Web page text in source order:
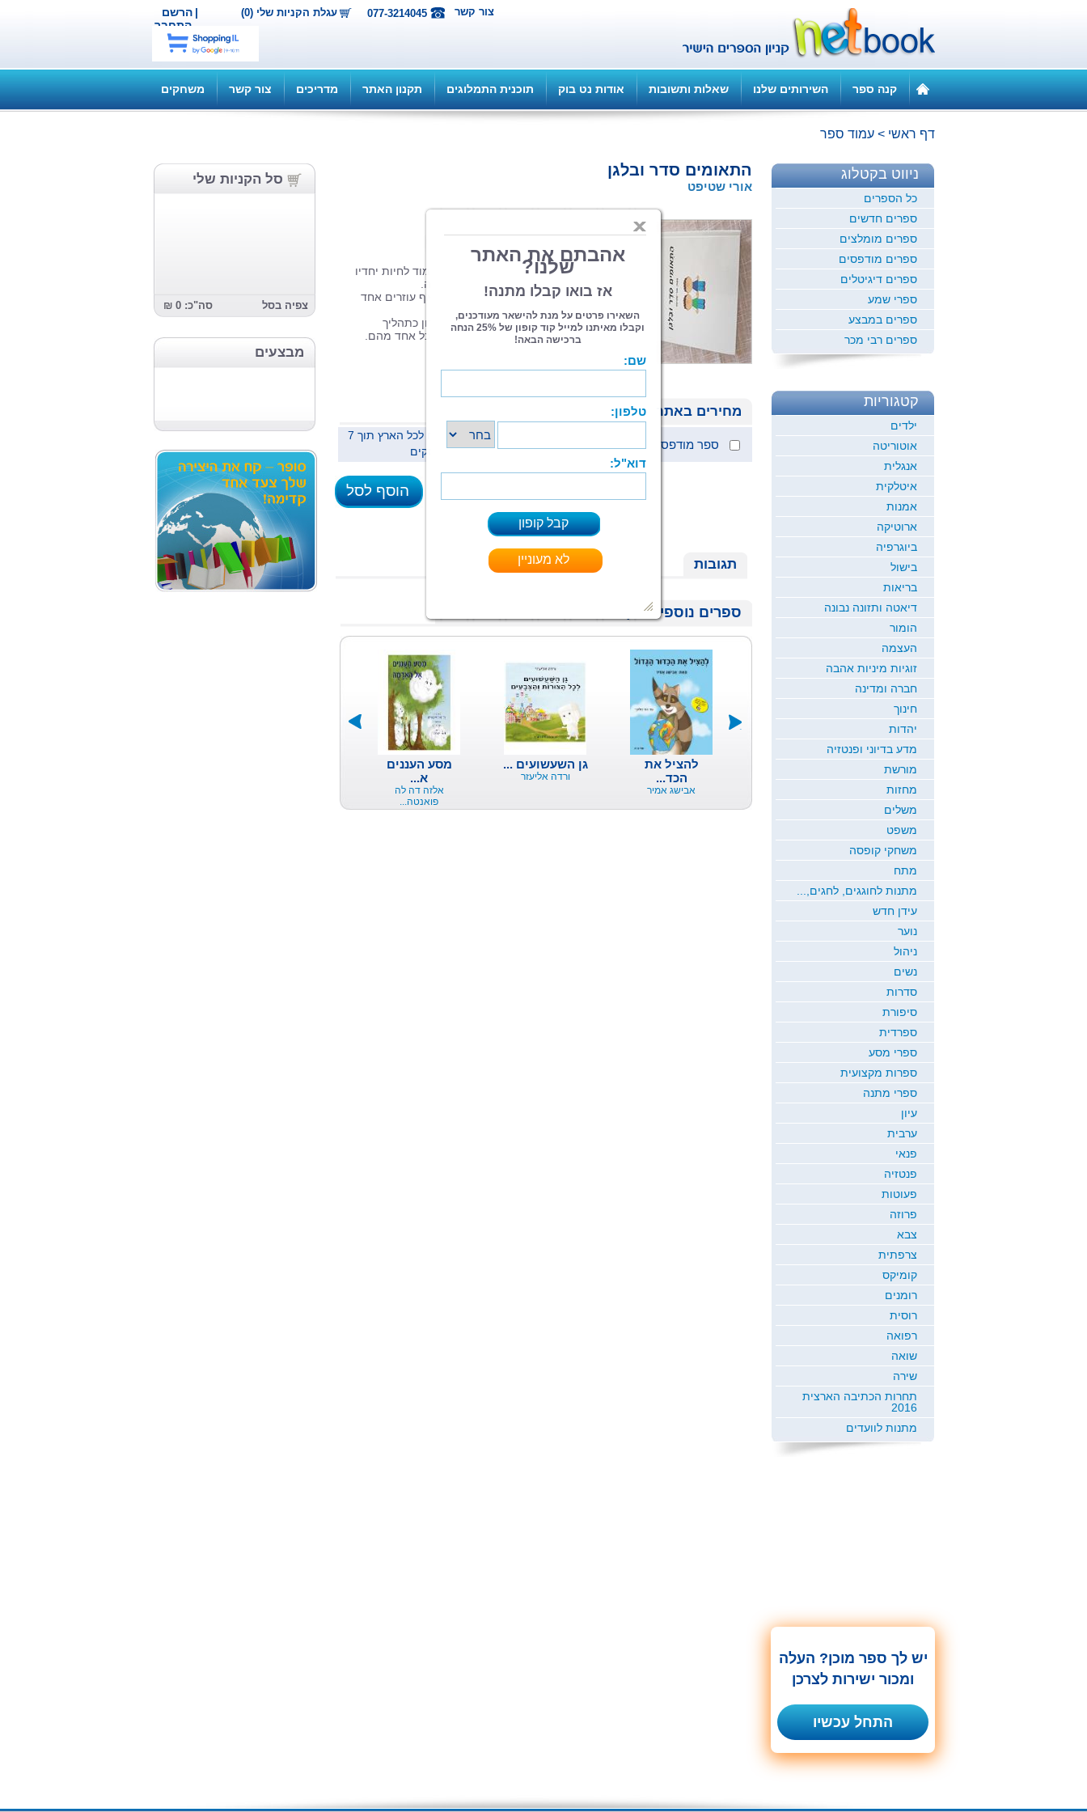
הרשם |
התחבר
עגלת הקניות שלי (0) 077-3214045 צור קשר
קנה ספר השירותים שלנו שאלות ותשובות אודות נט בוק תוכנית התמלוגים תקנון האתר מדריכים צור קשר משחקים
דף ראשי > עמוד ספר
סל הקניות שלי
צפיה בסל סה"כ: 0 ₪
מבצעים
התאומים סדר ובלגן
אורי שטיפט
סדר ובלגן, זוג אחים תאומים, נאלצים ללמוד לחיות יחדיו
בחדר אחד בעקבות הולדת אחותם הקטנה.
השניים לומדים לקבל כל אחד את אחיו ואף עוזרים אחד
סיפור זה מספר על הקושי, ההבנה והפתרון כתהליך
שעוברים האחים וכיצד זה לבסוף תורם לכל אחד מהם.
מחירים באתר
ספר מודפס
משלוח לכל הארץ תוך 7
ימי עסקים
הוסף לסל
תגובות
ספרים נוספים בקטגוריית ילדים
מסע העננים
א...
אלזה דה לה
פואנטה...
גן השעשועים ...
ורדה אליעזר
להציל את
הכד...
אבישג אמיר
שמיכת הקסם
ש...
ירח זורח
חדוה גבריאל
ניווט בקטלוג
כל הספרים
ספרים חדשים
ספרים מומלצים
ספרים מודפסים
ספרים דיגיטלים
ספרי שמע
ספרים במבצע
ספרים רבי מכר
קטגוריות
ילדים
אוטוריטה
אנגלית
איטלקית
אמנות
ארוטיקה
ביוגרפיה
בישול
בריאות
דיאטה ותזונה נבונה
הומור
העצמה
זוגיות מיניות אהבה
חברה ומדינה
חינוך
יהדות
מדע בדיוני ופנטזיה
מורשת
מחזות
משלים
משפט
משחקי קופסה
מתח
מתנות לחוגגים, לחגים,...
עידן חדש
נוער
ניהול
נשים
סדרות
סיפורת
ספרדית
ספרי מסע
ספרות מקצועית
ספרי מתנה
עיון
ערבית
פנאי
פנטזיה
פעוטות
פרוזה
צבא
צרפתית
קומיקס
רומנים
רוסית
רפואה
שואה
שירה
תחרות הכתיבה הארצית
2016
מתנות לוועדים
יש לך ספר מוכן? העלה
ומכור ישירות לצרכן
התחל עכשיו